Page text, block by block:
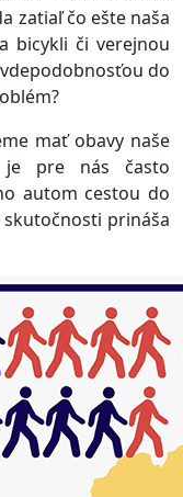
zatiaľ čo ešte naša
bicykli či verejnou
do
mať obavy naše
pre nás často
autom cestou do
skutočnosti prináša